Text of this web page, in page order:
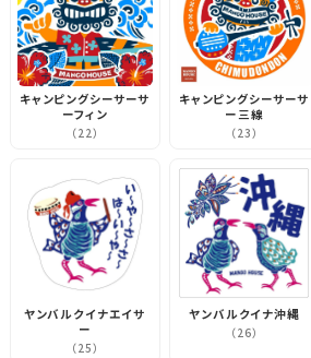
キャンピングシーサーサ
ーフィン
（22）
キャンピングシーサーサ
ー三線
（23）
ヤンバルクイナエイサ
ー
（25）
ヤンバルクイナ沖縄
（26）